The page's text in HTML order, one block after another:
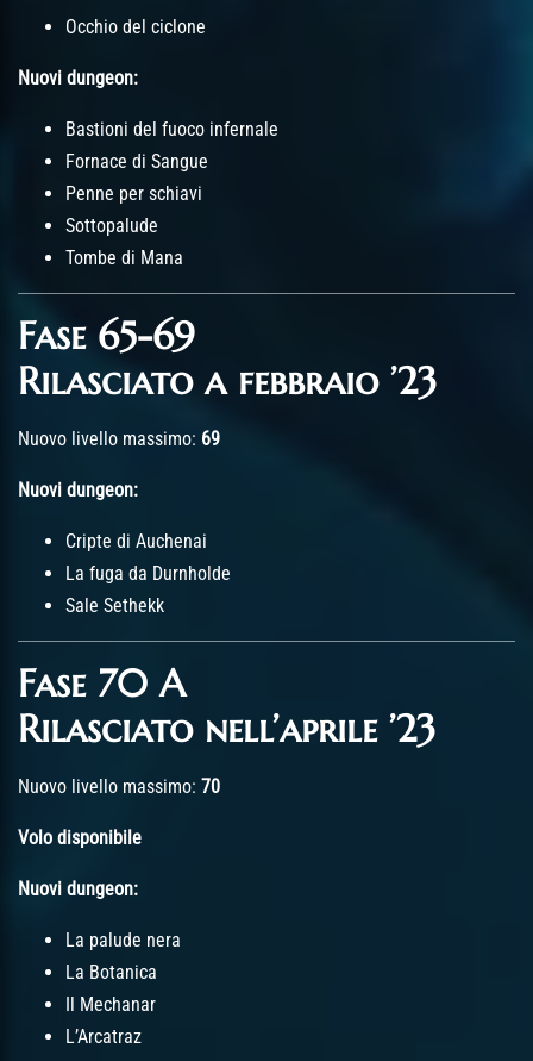
Occhio del ciclone
Nuovi dungeon:
Bastioni del fuoco infernale
Fornace di Sangue
Penne per schiavi
Sottopalude
Tombe di Mana
Fase 65-69
Rilasciato a febbraio ’23
Nuovo livello massimo: 69
Nuovi dungeon:
Cripte di Auchenai
La fuga da Durnholde
Sale Sethekk
Fase 70 A
Rilasciato nell’aprile ’23
Nuovo livello massimo: 70
Volo disponibile
Nuovi dungeon:
La palude nera
La Botanica
Il Mechanar
L’Arcatraz